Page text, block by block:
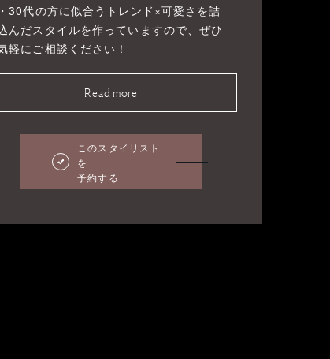
30代の方に似合うトレンド×可愛さを詰
んだスタイルを作っていますので、ぜひ
軽にご相談ください！
Read more
このスタイリスト
を
予約する